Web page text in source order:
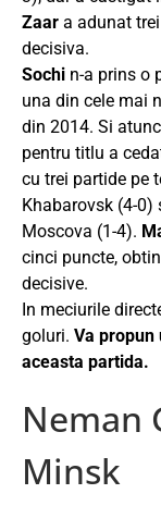
Zaar a adunat
decisiva.
Sochi n-a prins o
una din cele mai
din 2014. Si
pentru titlu a
cu trei partide pe
Khabarovsk (4-0)
Moscova (1-4).
cinci puncte,
decisive.
In meciurile
goluri. Va propun
aceasta partida.
Neman
Minsk